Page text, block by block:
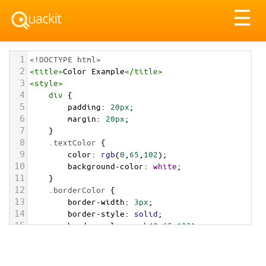
☰
1 <!DOCTYPE html>
2 <title>Color Example</title>
3 <style>
4 div {
5 padding: 20px;
6 margin: 20px;
7 }
8 .textColor {
9 color: rgb(0 65 102);
10 background-color: white;
11 }
12 .borderColor {
13 border-width: 3px;
14 border-style: solid;
15 border-color: rgb(0,65,102);